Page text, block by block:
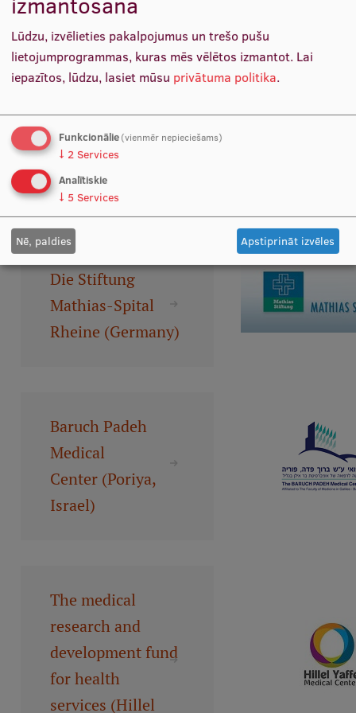
Ētikas un līdztiesības mācības
Atvērtā universitāte
Sagatavošanas kursi
ESF kvalifikācijas celšanas kursi
Pedagoģiskās izaugsmes centrs
Kvalifikācijas atbilstības pārbaude
Pētniecība
Zinātniskie institūti un laboratorijas
Zinātnes ietekme
Pētniecības platformas
Doktorantūras skola
Pētniecības pakalpojumi
Vertikāli integrētie projekti
Inovāciju centrs
(Bremen,
Germany)
St. Bernhard
Hospital Kamp-
Lintfort (Germany)
Die Stiftung
Mathias-Spital
Rheine (Germany)
Baruch Padeh
Medical
Center (Poriya,
Israel)
The medical
research and
development fund
for health
services (Hillel
Lūdzu, izvēlieties pakalpojumus un trešo pušu
lietojumprogrammas, kuras mēs vēlētos izmantot. Lai
iepazītos, lūdzu, lasiet mūsu privātuma politika.
Funkcionālie(vienmēr nepieciešams)
↓ 2 Services
Analītiskie
↓ 5 Services
Nē, paldies Apstiprināt izvēles